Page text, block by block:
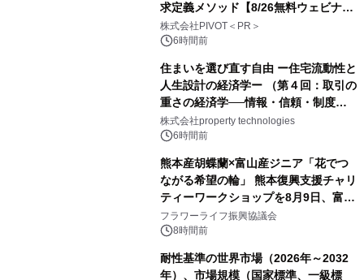
求定義メソッド【8/26無料ウェビナ
ー】株式会社PIVOT
株式会社PIVOT＜PR＞
6時間前
住まいを選び直す自由 ー住宅流動性と
人生設計の経済学ー （第４回：取引の
重さの経済学──情報・信頼・制度を
PropTechはどう組み替えるか）｜
PropTech-Lab
株式会社property technologies
6時間前
熊本産胡蝶蘭×富山産ジニア「花でつ
ながる希望の輪」 熊本復興支援チャリ
ティーワークショップを8月9日、富
山・射水で開催
フラワーライフ振興協議会
8時間前
耐性基準の世界市場（2026年～2032
年）、市場規模（国家標準、一級標